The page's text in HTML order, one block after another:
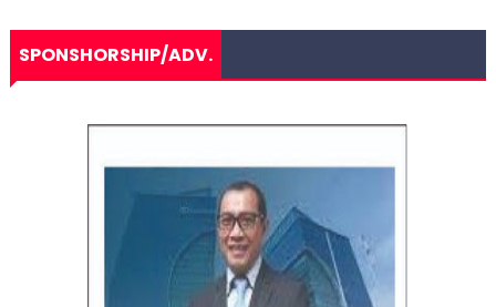
SPONSHORSHIP/ADV.